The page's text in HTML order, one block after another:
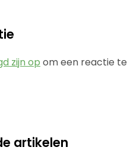
zijn op om een reactie te
artikelen